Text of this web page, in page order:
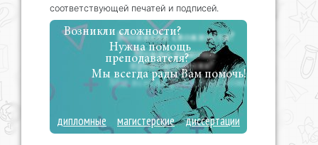
соответствующей печатей и подписей.
Возникли сложности?
Нужна помощь
преподавателя?
Мы всегда рады Вам помочь!
дипломные магистерские диссертации